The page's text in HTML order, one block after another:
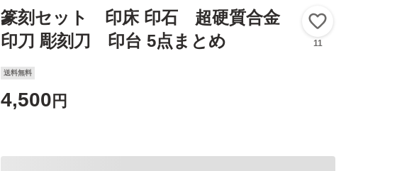
篆刻セット 印床 印石 超硬質合金
印刀 彫刻刀 印台 5点まとめ
11
送料無料
4,500 円